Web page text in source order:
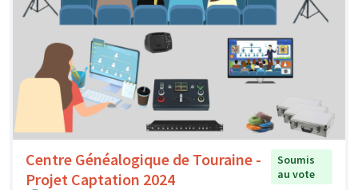
Centre Généalogique de Touraine -
Projet Captation 2024
Soumis
au vote